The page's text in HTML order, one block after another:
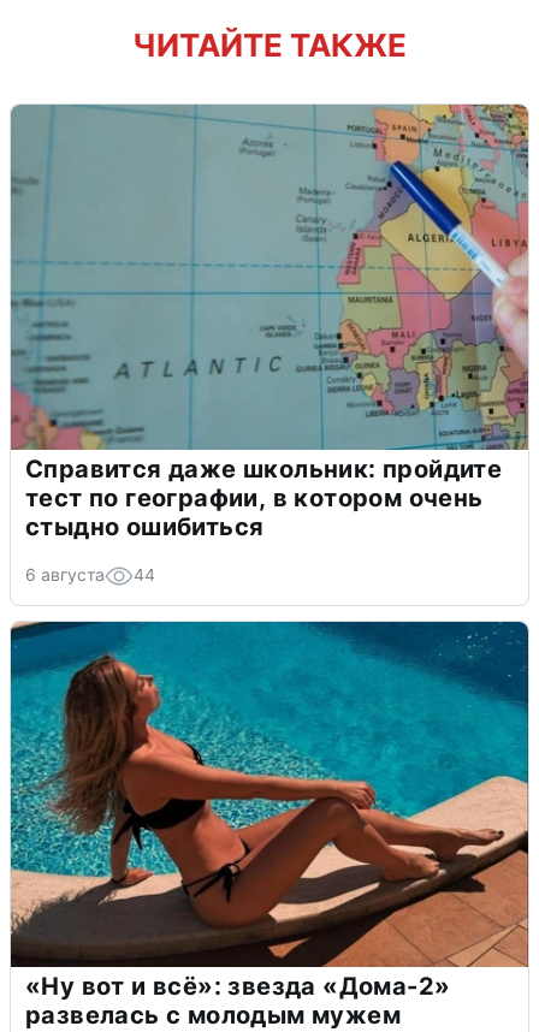
ЧИТАЙТЕ ТАКЖЕ
Справится даже школьник: пройдите
тест по географии, в котором очень
стыдно ошибиться
6 августа 44
«Ну вот и всё»: звезда «Дома-2»
развелась с молодым мужем